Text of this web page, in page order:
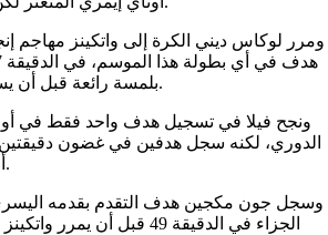
ومرر لوكاس ديني الكرة إلى واتكينز مهاجم
بلمسة رائعة قبل أن يسددها من فوق بيرند لينو.
ونجح فيلا في تسجيل هدف واحد فقط في
الدوري، لكنه سجل هدفين في غضون
أطلق العنان لخياله أخيرا.
وسجل جون مكجين هدف التقدم بقدمه
الجزاء في الدقيقة 49 قبل أن